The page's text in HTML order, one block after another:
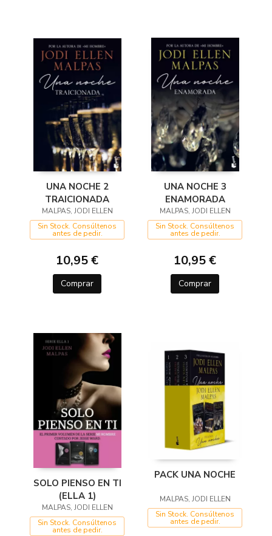
UNA NOCHE 2
TRAICIONADA
MALPAS, JODI ELLEN
Sin Stock. Consúltenos
antes de pedir.
10,95 €
Comprar
UNA NOCHE 3
ENAMORADA
MALPAS, JODI ELLEN
Sin Stock. Consúltenos
antes de pedir.
10,95 €
Comprar
SOLO PIENSO EN TI
(ELLA 1)
MALPAS, JODI ELLEN
Sin Stock. Consúltenos
antes de pedir.
PACK UNA NOCHE
MALPAS, JODI ELLEN
Sin Stock. Consúltenos
antes de pedir.